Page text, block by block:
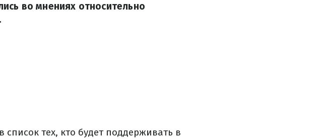
во мнениях относительно
тех, кто будет поддерживать в